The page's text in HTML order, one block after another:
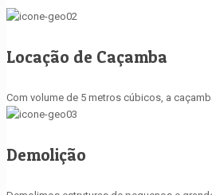
Locação de Caçamba
Com volume de 5 metros cúbicos, a
Demolição